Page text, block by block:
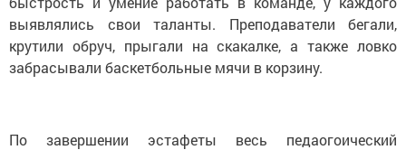
выявлялись свои таланты. Преподаватели бегали,
крутили обруч, прыгали на скакалке, а также ловко
забрасывали баскетбольные мячи в корзину.
По завершении эстафеты весь педаогоический